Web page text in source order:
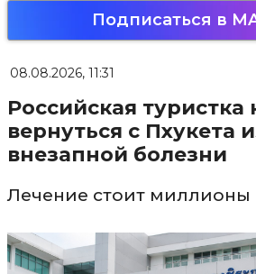
Подписаться в
08.08.2026, 11:31
Российская
вернуться с Пхукета
внезапной болезни
Лечение стоит миллионы